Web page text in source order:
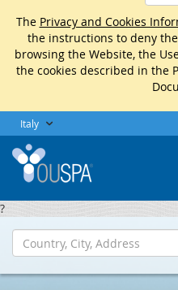
The Privacy and Cookies
the instructions to deny
browsing the Website, the
the cookies described in the
Italy
?